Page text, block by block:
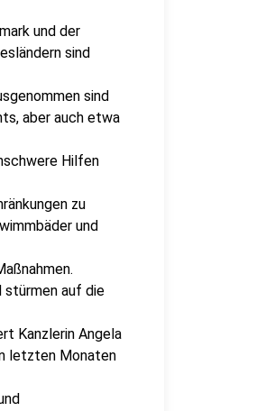
und der
sind
sind
aber auch etwa
Hilfen
zu
und
stürmen auf die
Kanzlerin Angela
letzten Monaten